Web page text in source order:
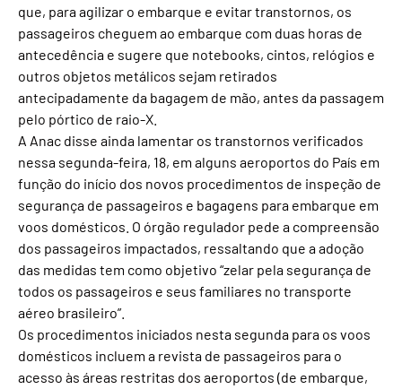
que, para agilizar o embarque e evitar transtornos, os
passageiros cheguem ao embarque com duas horas de
antecedência e sugere que notebooks, cintos, relógios e
outros objetos metálicos sejam retirados
antecipadamente da bagagem de mão, antes da passagem
pelo pórtico de raio-X.
A Anac disse ainda lamentar os transtornos verificados
nessa segunda-feira, 18, em alguns aeroportos do País em
função do início dos novos procedimentos de inspeção de
segurança de passageiros e bagagens para embarque em
voos domésticos. O órgão regulador pede a compreensão
dos passageiros impactados, ressaltando que a adoção
das medidas tem como objetivo “zelar pela segurança de
todos os passageiros e seus familiares no transporte
aéreo brasileiro”.
Os procedimentos iniciados nesta segunda para os voos
domésticos incluem a revista de passageiros para o
acesso às áreas restritas dos aeroportos (de embarque,